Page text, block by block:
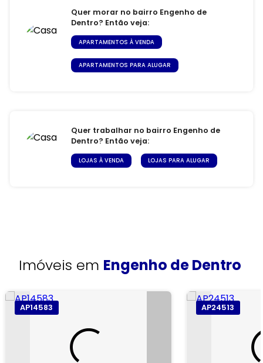
Quer morar no bairro Engenho de
Dentro? Então veja:
APARTAMENTOS À VENDA
APARTAMENTOS PARA ALUGAR
Quer trabalhar no bairro Engenho de
Dentro? Então veja:
LOJAS À VENDA LOJAS PARA ALUGAR
Imóveis em Engenho de Dentro
AP14583 AP24513